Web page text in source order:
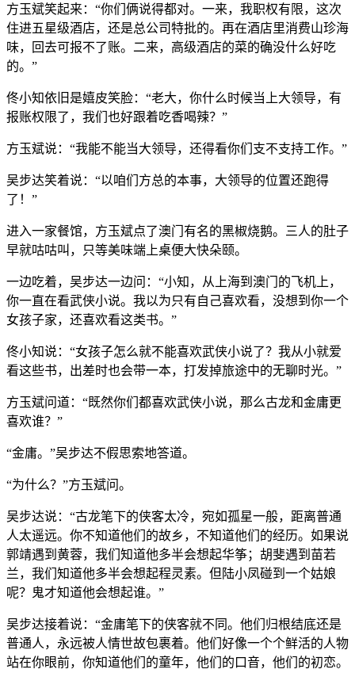
方玉斌笑起来：“你们俩说得都对。一来，我职权有限，这次
住进五星级酒店，还是总公司特批的。再在酒店里消费山珍海
味，回去可报不了账。二来，高级酒店的菜的确没什么好吃
的。”
佟小知依旧是嬉皮笑脸：“老大，你什么时候当上大领导，有
报账权限了，我们也好跟着吃香喝辣？”
方玉斌说：“我能不能当大领导，还得看你们支不支持工作。”
吴步达笑着说：“以咱们方总的本事，大领导的位置还跑得
了！”
进入一家餐馆，方玉斌点了澳门有名的黑椒烧鹅。三人的肚子
早就咕咕叫，只等美味端上桌便大快朵颐。
一边吃着，吴步达一边问：“小知，从上海到澳门的飞机上，
你一直在看武侠小说。我以为只有自己喜欢看，没想到你一个
女孩子家，还喜欢看这类书。”
佟小知说：“女孩子怎么就不能喜欢武侠小说了？我从小就爱
看这些书，出差时也会带一本，打发掉旅途中的无聊时光。”
方玉斌问道：“既然你们都喜欢武侠小说，那么古龙和金庸更
喜欢谁？”
“金庸。”吴步达不假思索地答道。
“为什么？”方玉斌问。
吴步达说：“古龙笔下的侠客太冷，宛如孤星一般，距离普通
人太遥远。你不知道他们的故乡，不知道他们的经历。如果说
郭靖遇到黄蓉，我们知道他多半会想起华筝；胡斐遇到苗若
兰，我们知道他多半会想起程灵素。但陆小凤碰到一个姑娘
呢？鬼才知道他会想起谁。”
吴步达接着说：“金庸笔下的侠客就不同。他们归根结底还是
普通人，永远被人情世故包裹着。他们好像一个个鲜活的人物
站在你眼前，你知道他们的童年，他们的口音，他们的初恋。